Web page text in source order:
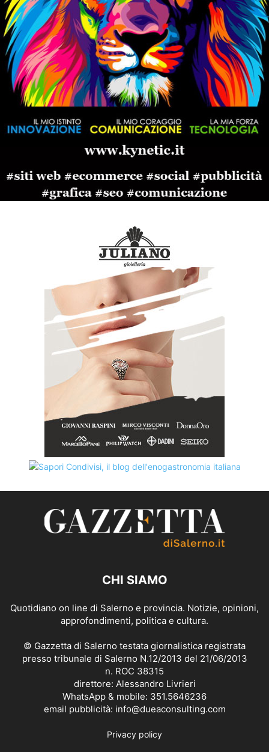
CHI SIAMO
Quotidiano on line di Salerno e provincia. Notizie, opinioni,
approfondimenti, politica e cultura.
© Gazzetta di Salerno testata giornalistica registrata
presso tribunale di Salerno N.12/2013 del 21/06/2013
n. ROC 38315
direttore: Alessandro Livrieri
WhatsApp & mobile: 351.5646236
email pubblicità: info@dueaconsulting.com
Privacy policy